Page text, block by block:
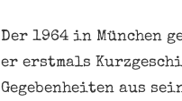
Der 1964 in München
er erstmals
Gegebenheiten aus